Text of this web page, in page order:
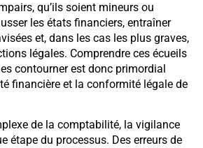
qu’ils soient mineurs ou
les états financiers, entraîner
et, dans les cas les plus graves,
légales. Comprendre ces écueils
contourner est donc primordial
financière et la conformité légale de
de la comptabilité, la vigilance
étape du processus. Des erreurs de